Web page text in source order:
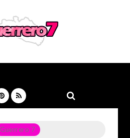
Guerrero 7